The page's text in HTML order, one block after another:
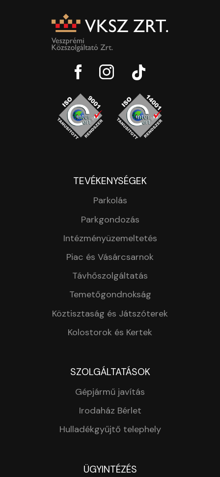
TEVÉKENYSÉGEK
Parkolás
Parkgondozás
Intézményüzemeltetés
Piac és Vásárcsarnok
Távhőszolgáltatás
Temetőgondnokság
Köztisztaság és Játszóterek
Kolostorok és Kertek
SZOLGÁLTATÁSOK
Gépjármű javítás
Irodaház Bérlet
Hulladékgyűjtő telephely
ÜGYINTÉZÉS